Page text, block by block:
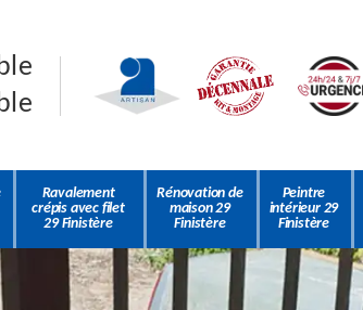
Ravalement
crépis avec filet
29 Finistère
Rénovation de
maison 29
Finistère
Peintre
intérieur 29
Finistère